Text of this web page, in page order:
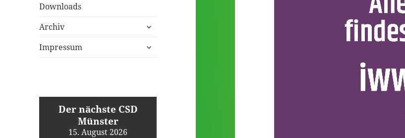
Downloads
Archiv
untermenü
Impressum
untermenü
Der nächste CSD
Münster
15. August 2026